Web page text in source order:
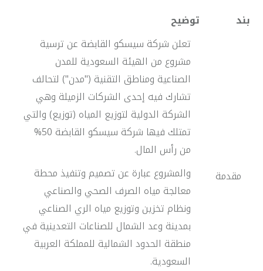
بند
توضيح
مقدمة
تعلن شركة سيسكو القابضة عن ترسية
مشروع من الهيئة السعودية للمدن
الصناعية ومناطق التقنية ("مدن") لتحالف
تشارك فيه إحدى الشركات الزميلة وهي
الشركة الدولية لتوزيع المياه (توزيع) والتي
تمتلك فيها شركة سيسكو القابضة 50%
من رأس المال.
والمشروع عبارة عن تصميم وتنفيذ محطة
معالجة مياه الصرف الصحي والصناعي
ونظام تخزين وتوزيع مياه الري الصناعي
بمدينة وعد الشمال للصناعات التعدينية في
منطقة الحدود الشمالية للمملكة العربية
السعودية.